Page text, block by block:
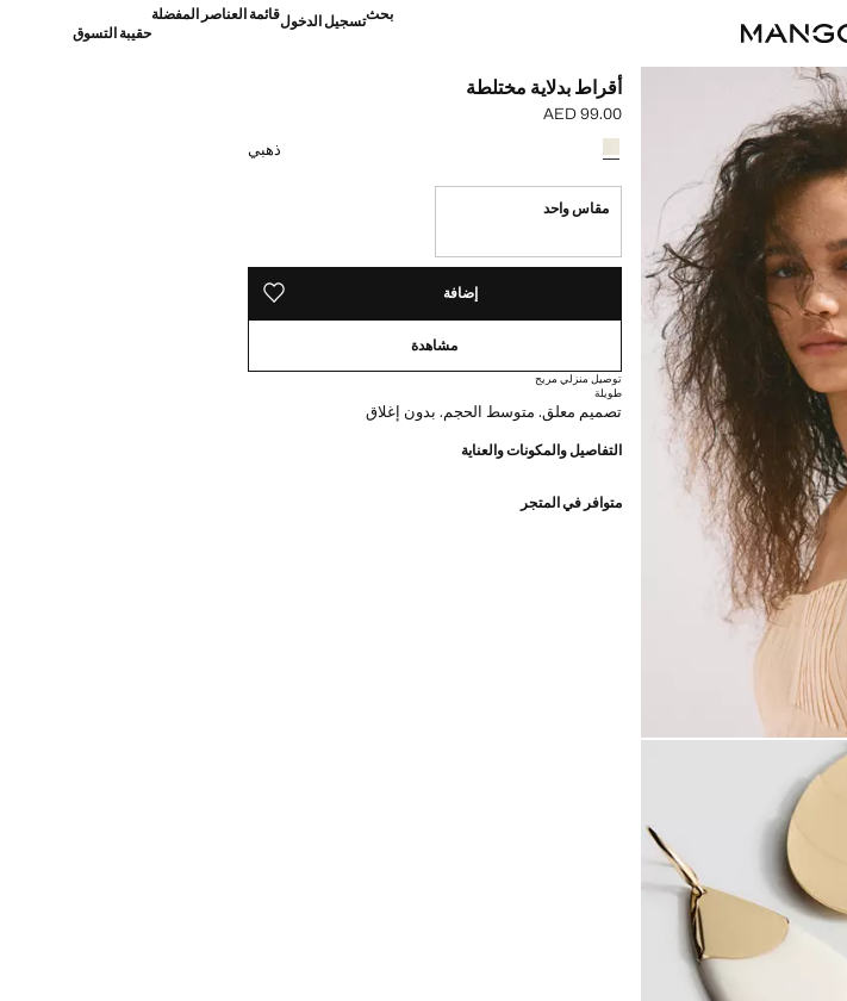
بحثتسجيل الدخولقائمة العناصر المفضلة
حقيبة التسوق
أقراط بدلاية مختلطة
السعر الحالي [AED 99.00 ]
AED 99.00
حدد اللون
ذهبي
مقاس واحد
إضافة حفظه في قائمة منتجاتك المفضلة
مشاهدة
توصيل منزلي مريح
طويلة
تصميم معلق. متوسط الحجم. بدون إغلاق
التفاصيل والمكونات والعناية
متوافر في المتجر